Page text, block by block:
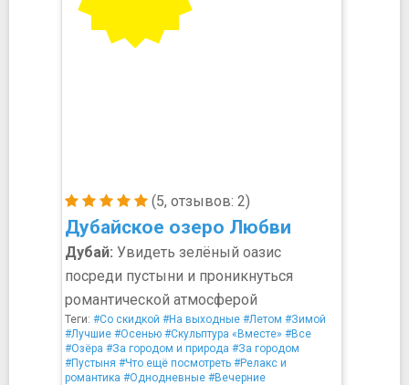
(5, отзывов: 2)
Дубайское озеро Любви
Дубай: Увидеть зелёный оазис
посреди пустыни и проникнуться
романтической атмосферой
Теги: #Со скидкой #На выходные #Летом #Зимой
#Лучшие #Осенью #Скульптура «Вместе» #Все
#Озёра #За городом и природа #За городом
#Пустыня #Что ещё посмотреть #Релакс и
романтика #Однодневные #Вечерние